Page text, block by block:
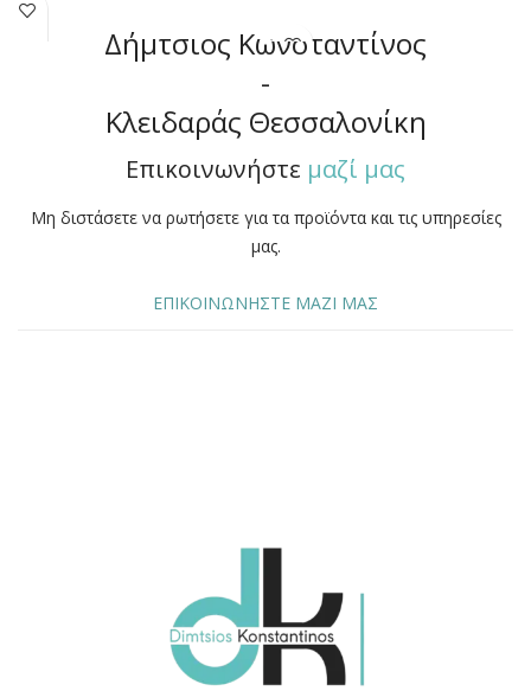
Δήμτσιος Κωνσταντίνος
-
Κλειδαράς Θεσσαλονίκη
Επικοινωνήστε μαζί μας
Μη διστάσετε να ρωτήσετε για τα προϊόντα και τις υπηρεσίες
μας.
ΕΠΙΚΟΙΝΩΝΗΣΤΕ ΜΑΖΙ ΜΑΣ